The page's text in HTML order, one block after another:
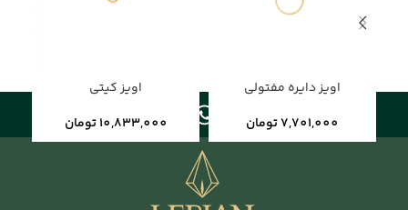
اویز دایره مفتولی
7,701,000تومان
اویز کیتی
10,833,000 تومان